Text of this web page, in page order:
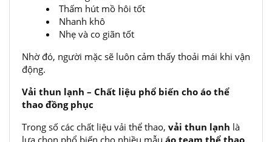
Thấm hút mồ hôi tốt
Nhanh khô
Nhẹ và co giãn tốt
Nhờ đó, người mặc sẽ luôn cảm thấy thoải mái khi vận
động.
Vải thun lạnh – Chất liệu phổ biến cho áo thể
thao đồng phục
Trong số các chất liệu vải thể thao, vải thun lạnh là
lựa chọn phổ biến cho nhiều mẫu áo team thể thao.